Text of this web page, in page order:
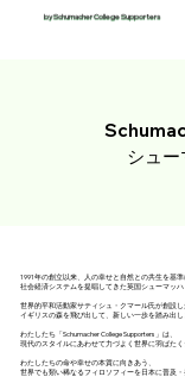
by Schumacher College Supporters
シュ
1991年の創立以来、人の幸せと自然との共生を基準
社会経済システムを提唱してきた英国シューマッハ
世界的平和活動家サティシュ・クマール氏が創設し
イギリスの森を飛び出して、新しい一歩を踏み出し
わたしたち「Schumacher College Supporters」は、
現代のスタイルにあわせて力づよく世界に羽ばたく
わたしたちの命や幸せの本質に向きあう、
世界でも類い稀なるフィロソフィーを日本に普及・